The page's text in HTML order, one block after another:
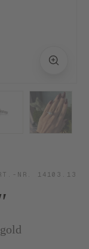
NR. 14103.13